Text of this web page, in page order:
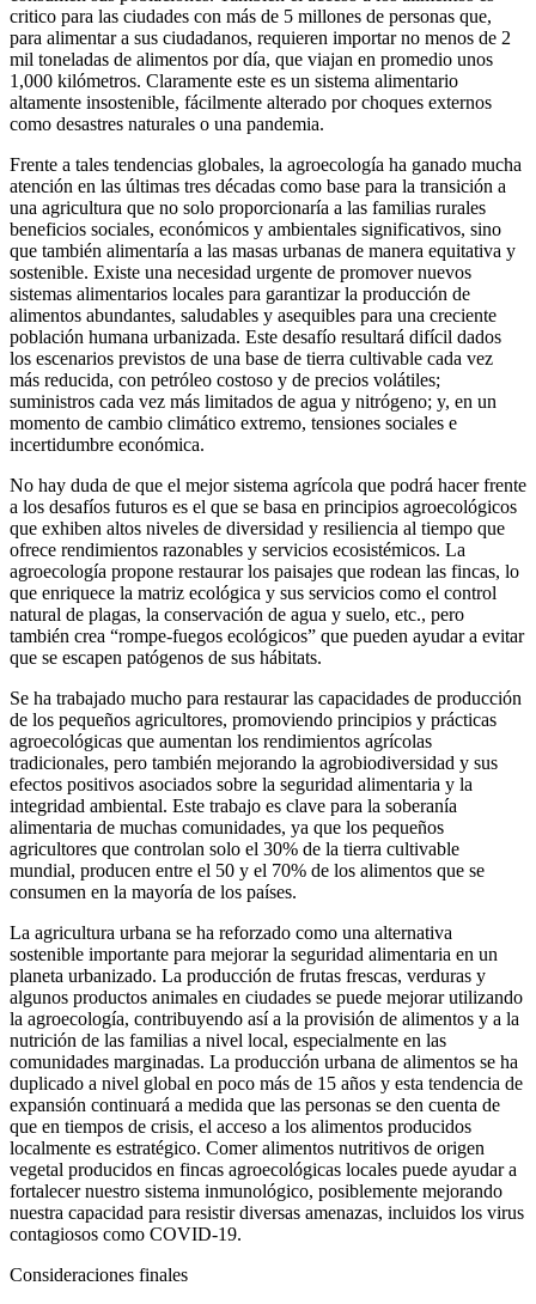
critico para las ciudades con más de 5 millones de personas que,
para alimentar a sus ciudadanos, requieren importar no menos de 2
mil toneladas de alimentos por día, que viajan en promedio unos
1,000 kilómetros. Claramente este es un sistema alimentario
altamente insostenible, fácilmente alterado por choques externos
como desastres naturales o una pandemia.
Frente a tales tendencias globales, la agroecología ha ganado mucha
atención en las últimas tres décadas como base para la transición a
una agricultura que no solo proporcionaría a las familias rurales
beneficios sociales, económicos y ambientales significativos, sino
que también alimentaría a las masas urbanas de manera equitativa y
sostenible. Existe una necesidad urgente de promover nuevos
sistemas alimentarios locales para garantizar la producción de
alimentos abundantes, saludables y asequibles para una creciente
población humana urbanizada. Este desafío resultará difícil dados
los escenarios previstos de una base de tierra cultivable cada vez
más reducida, con petróleo costoso y de precios volátiles;
suministros cada vez más limitados de agua y nitrógeno; y, en un
momento de cambio climático extremo, tensiones sociales e
incertidumbre económica.
No hay duda de que el mejor sistema agrícola que podrá hacer frente
a los desafíos futuros es el que se basa en principios agroecológicos
que exhiben altos niveles de diversidad y resiliencia al tiempo que
ofrece rendimientos razonables y servicios ecosistémicos. La
agroecología propone restaurar los paisajes que rodean las fincas, lo
que enriquece la matriz ecológica y sus servicios como el control
natural de plagas, la conservación de agua y suelo, etc., pero
también crea “rompe-fuegos ecológicos” que pueden ayudar a evitar
que se escapen patógenos de sus hábitats.
Se ha trabajado mucho para restaurar las capacidades de producción
de los pequeños agricultores, promoviendo principios y prácticas
agroecológicas que aumentan los rendimientos agrícolas
tradicionales, pero también mejorando la agrobiodiversidad y sus
efectos positivos asociados sobre la seguridad alimentaria y la
integridad ambiental. Este trabajo es clave para la soberanía
alimentaria de muchas comunidades, ya que los pequeños
agricultores que controlan solo el 30% de la tierra cultivable
mundial, producen entre el 50 y el 70% de los alimentos que se
consumen en la mayoría de los países.
La agricultura urbana se ha reforzado como una alternativa
sostenible importante para mejorar la seguridad alimentaria en un
planeta urbanizado. La producción de frutas frescas, verduras y
algunos productos animales en ciudades se puede mejorar utilizando
la agroecología, contribuyendo así a la provisión de alimentos y a la
nutrición de las familias a nivel local, especialmente en las
comunidades marginadas. La producción urbana de alimentos se ha
duplicado a nivel global en poco más de 15 años y esta tendencia de
expansión continuará a medida que las personas se den cuenta de
que en tiempos de crisis, el acceso a los alimentos producidos
localmente es estratégico. Comer alimentos nutritivos de origen
vegetal producidos en fincas agroecológicas locales puede ayudar a
fortalecer nuestro sistema inmunológico, posiblemente mejorando
nuestra capacidad para resistir diversas amenazas, incluidos los virus
contagiosos como COVID-19.
Consideraciones finales